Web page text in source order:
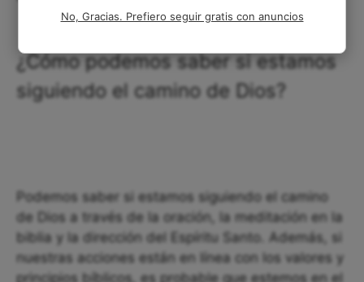
¿Cómo podemos saber si estamos
siguiendo el camino de Dios?
Podemos saber si estamos siguiendo el camino
de Dios a través de la oración, la meditación en la
biblia y la dirección del Espíritu Santo. Además, si
nuestras acciones están en línea con los valores y
principios bíblicos, es probable que estemos en el
No, Gracias. Prefiero seguir gratis con anuncios